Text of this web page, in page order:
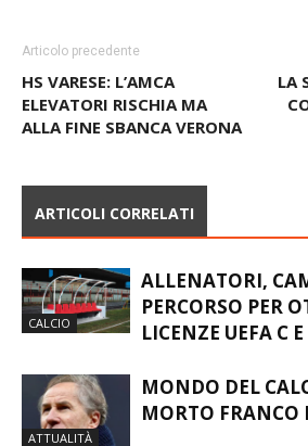
Articolo precedente
HS VARESE: L’AMCA
ALLENATORI,
PERCORSO PER
MONDO DEL